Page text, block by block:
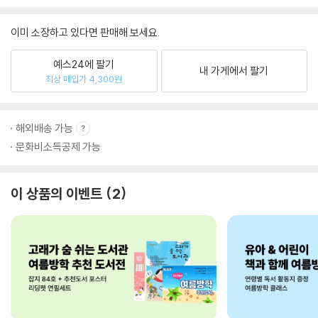
이미 소장하고 있다면 판매해 보세요.
예스24에 팔기
최상 매입가 4,300원
내 가게에서 팔기
해외배송 가능
문화비소득공제 가능
이 상품의 이벤트 2